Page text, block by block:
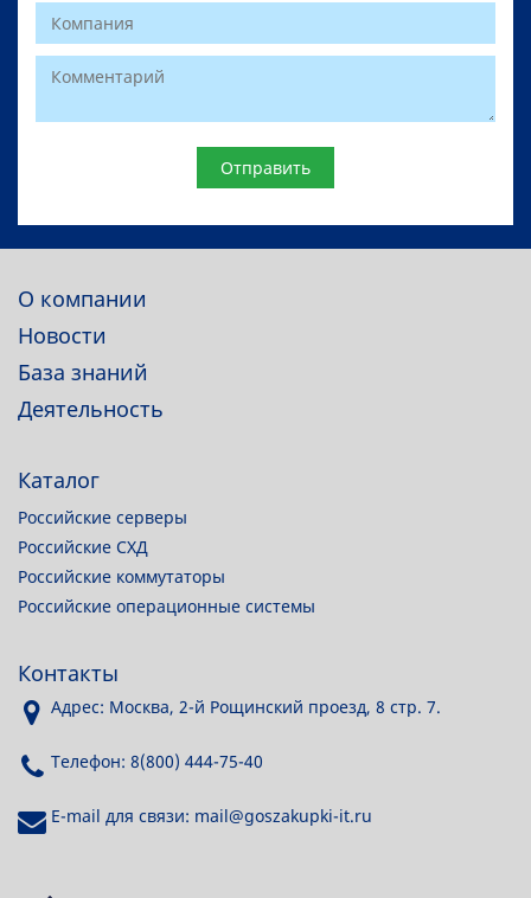
О компании
Новости
База знаний
Деятельность
Каталог
Российские серверы
Российские СХД
Российские коммутаторы
Российские операционные системы
Контакты
Адрес: Москва, 2-й Рощинский проезд, 8 стр. 7.
Телефон: 8(800) 444-75-40
E-mail для связи: mail@goszakupki-it.ru